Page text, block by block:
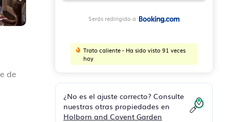
de
Serás redirigido a
Trato caliente - Ha sido visto 91 veces
hoy
¿No es el ajuste correcto? Consulte
nuestras otras propiedades en
Holborn and Covent Garden